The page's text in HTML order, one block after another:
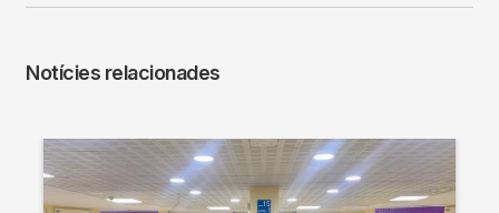
Notícies relacionades